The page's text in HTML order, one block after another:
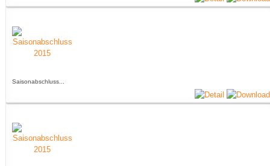
Saisonabschluss...